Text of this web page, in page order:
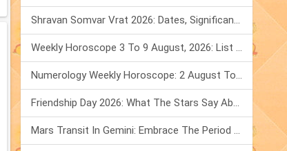
Shravan Somvar Vrat 2026: Dates, Significance & Rituals In August
Weekly Horoscope 3 To 9 August, 2026: List Of Fasts & Festivals
Numerology Weekly Horoscope: 2 August To 8 August, 2026
Friendship Day 2026: What The Stars Say About Your Best Friend!
Mars Transit In Gemini: Embrace The Period Full Of Energy & Intelligence